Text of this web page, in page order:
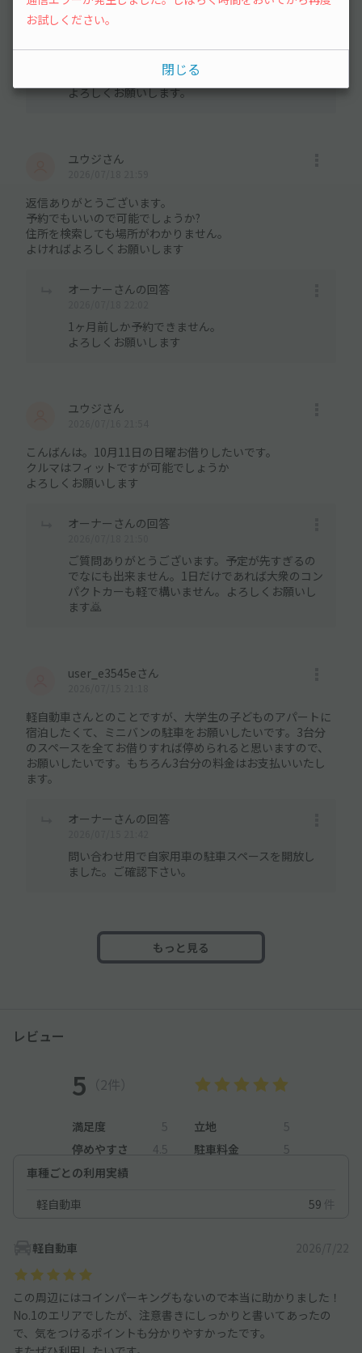
対応しかねます。
ご希望日が1ヶ月以内であれば日にちをお教え下さ
い。
貸し出し可能であれば問い合わせ専用で対応しま
よろしくお願いします。
ユウジさん
返信ありがとうございます。
予約でもいいので可能でしょうか?
住所を検索しても場所がわかりません。
よければよろしくお願いします
オーナーさんの回答
1ヶ月前しか予約できません。
よろしくお願いします
ユウジさん
こんばんは。10月11日の日曜お借りしたいです。
クルマはフィットですが可能でしょうか
よろしくお願いします
オーナーさんの回答
ご質問ありがとうございます。予定が先すぎるの
でなにも出来ません。1日だけであれば大衆のコン
パクトカーも軽で構いません。よろしくお願いし
ます🙇
user_e3545eさん
軽自動車さんとのことですが、大学生の子どものアパートに
宿泊したくて、ミニバンの駐車をお願いしたいです。3台分
のスペースを全てお借りすれば停められると思いますので、
お願いしたいです。もちろん3台分の料金はお支払いいたし
ます。
オーナーさんの回答
問い合わせ用で自家用車の駐車スペースを開放し
ました。ご確認下さい。
もっと見る
レビュー
5 （2件）
満足度 5 立地
5
停めやすさ
4.5 駐車料金
5
車種ごとの利用実績
軽自動車
59 件
軽自動車 2026/7/22
この周辺にはコインパーキングもないので本当に助かりました！
No.1のエリアでしたが、注意書きにしっかりと書いてあったの
で、気をつけるポイントも分かりやすかったです。
お試しください。
閉じる